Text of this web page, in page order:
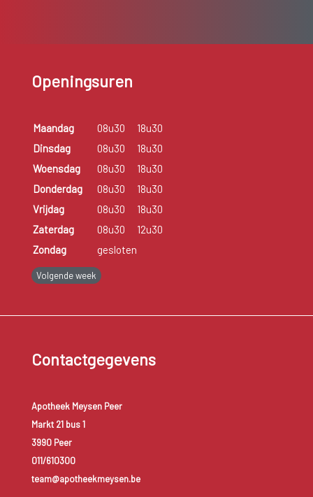
Openingsuren
Maandag 08u30
18u30
Dinsdag
08u30
18u30
Woensdag
08u30
18u30
Donderdag
08u30
18u30
Vrijdag
08u30
18u30
Zaterdag
08u30
12u30
Zondag
gesloten
Volgende week
Contactgegevens
Apotheek Meysen Peer
Markt 21 bus 1
3990 Peer
011/610300
team@apotheekmeysen.be